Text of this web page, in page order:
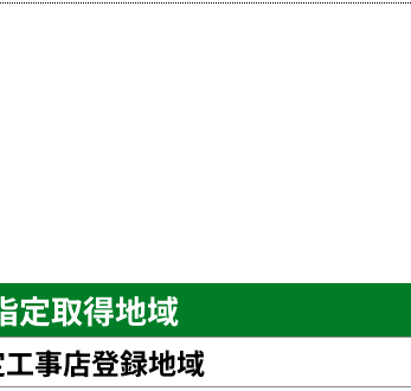
定取得地域
事店登録地域